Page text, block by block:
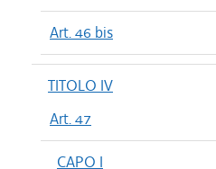
Art. 46 bis
TITOLO IV
Art. 47
CAPO I